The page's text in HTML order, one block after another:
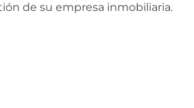
de su empresa inmobiliaria.